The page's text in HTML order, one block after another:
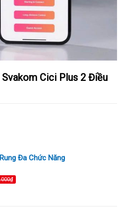
Đa Chức Năng